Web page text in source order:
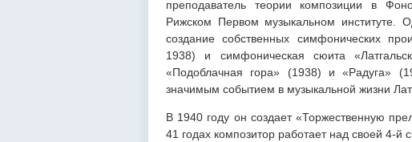
преподаватель теории композиции в
Рижском Первом музыкальном институте.
создание собственных симфонических
1938) и симфоническая сюита
«Подоблачная гора» (1938) и «Радуга»
значимым событием в музыкальной жизни
В 1940 году он создает «Торжественную
41 годах композитор работает над своей 4-й